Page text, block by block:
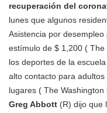
recuperación del
lunes que algunos
Asistencia por
estímulo de $ 1,200 (
los deportes de la
alto contacto para
lugares ( The
Greg Abbott (R) dijo que